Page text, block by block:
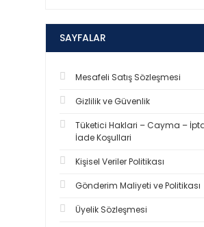
SAYFALAR
Mesafeli Satış Sözleşmesi
Gizlilik ve Güvenlik
Tüketici Haklari – Cayma –
İade Koşullari
Kişisel Veriler Politikası
Gönderim Maliyeti ve Politikası
Üyelik Sözleşmesi